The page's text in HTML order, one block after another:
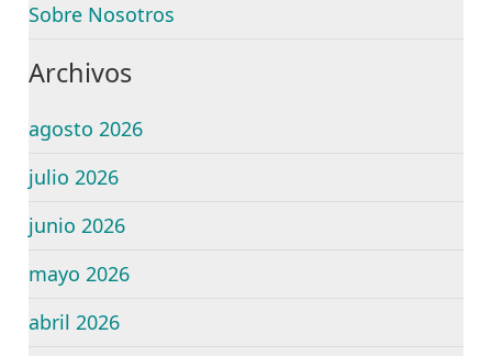
Sobre Nosotros
Archivos
agosto 2026
julio 2026
junio 2026
mayo 2026
abril 2026